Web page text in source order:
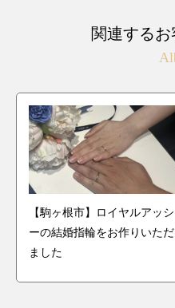
関連するお
【駒ヶ根市】ロイヤルアッ
ーの結婚指輪をお作りいただ
ました